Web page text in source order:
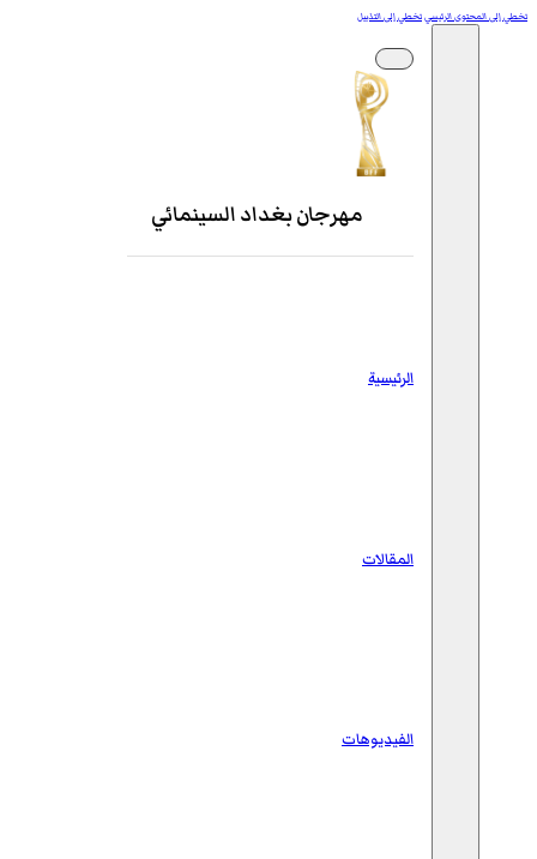
تخطي إلى المحتوى الرئيسيتخطي إلى التذييل
مهرجان بغداد السينمائي
الرئيسية
المقالات
الفيديوهات